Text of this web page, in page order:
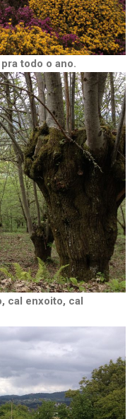
todo o ano.
cal enxoito, cal